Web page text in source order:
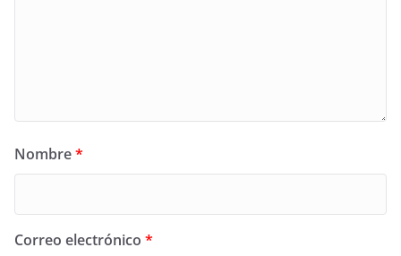
Nombre*
Correo electrónico *